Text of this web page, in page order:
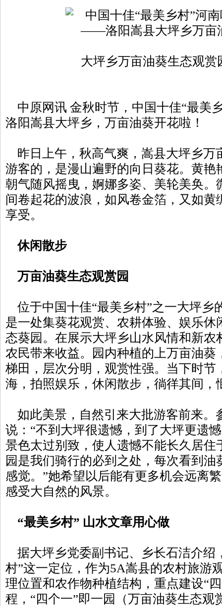
大坪乡万亩油葵生态观赏
中原网讯 金秋时节，中国十佳“最美
洛阳嵩县大坪乡，万亩油葵开花啦！
昨日上午，秋高气爽，嵩县大坪乡万
游客的，是漫山遍野的向日葵花。黄艳
朝气随风摇曳，婀娜多姿、美轮美奂。
间卷起花的波浪，如风卷金箔，又如黄
享受。
休闲散步
万亩油葵生态观赏园
位于中国十佳“最美乡村”之一大坪乡
是一处集葵花观赏、农耕体验、娱乐休
态葵园。在展示大坪乡山水风情和新农
农民带来收益。园内种植的上万亩油葵
梯田，层次分明，观赏性强。当下时节
海，拍照娱乐，休闲散步，徜徉其间，
如此美景，自然引来大批游客前来。
说：“不到大坪很遗憾，到了大坪更遗
景色太过别致，使人遗憾不能长久居住
园是我们骑行的必到之处，每次看到
感觉。”她希望以后能有更多机会远离
感受大自然的风景。
“最美乡村” 山水文章用心做
据大坪乡党委副书记、乡长石洁介绍
村”这一定位，作为5A嵩县的农村旅游
理位置和农作物种植结构，重点建设“
程，“四个一”即一园（万亩油葵生态观